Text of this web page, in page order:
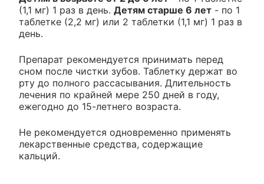
(1,1 мг) 1 раз в день. Детям старше 6 лет - по 1
таблетке (2,2 мг) или 2 таблетки (1,1 мг) 1 раз в
день.
Препарат рекомендуется принимать перед
сном после чистки зубов. Таблетку держат во
рту до полного рассасывания. Длительность
лечения по крайней мере 250 дней в году,
ежегодно до 15-летнего возраста.
Не рекомендуется одновременно применять
лекарственные средства, содержащие
кальций.